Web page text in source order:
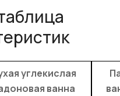
углекислая
ванна